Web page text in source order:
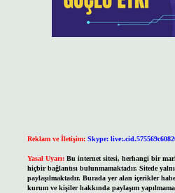
Reklam ve İletişim: Skype:
Yasal Uyarı: Bu internet sitesi, herhangi bir
hiçbir bağlantısı bulunmamaktadır. Sitede
paylaşılmaktadır. Burada yer alan içerikler
kurum ve kişiler hakkında paylaşım